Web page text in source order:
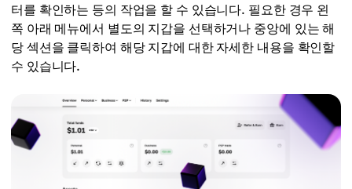
터를 확인하는 등의 작업을 할 수 있습니다. 필요한 경우 왼
쪽 아래 메뉴에서 별도의 지갑을 선택하거나 중앙에 있는 해
당 섹션을 클릭하여 해당 지갑에 대한 자세한 내용을 확인할
수 있습니다.